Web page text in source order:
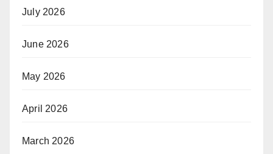
July 2026
June 2026
May 2026
April 2026
March 2026